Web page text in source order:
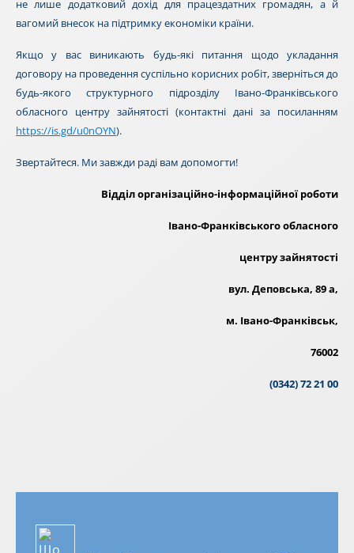
не лише додатковий дохід для працездатних громадян, а й
вагомий внесок на підтримку економіки країни.
Якщо у вас виникають будь-які питання щодо укладання
договору на проведення суспільно корисних робіт, зверніться до
будь-якого структурного підрозділу Івано-Франківського
обласного центру зайнятості (контактні дані за посиланням
https://is.gd/u0nOYN).
Звертайтеся. Ми завжди раді вам допомогти!
Відділ організаційно-інформаційної роботи
Івано-Франківського обласного
центру зайнятості
вул. Деповська, 89 а,
м. Івано-Франківськ,
76002
(0342) 72 21 00